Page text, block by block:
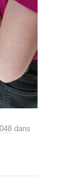
dans